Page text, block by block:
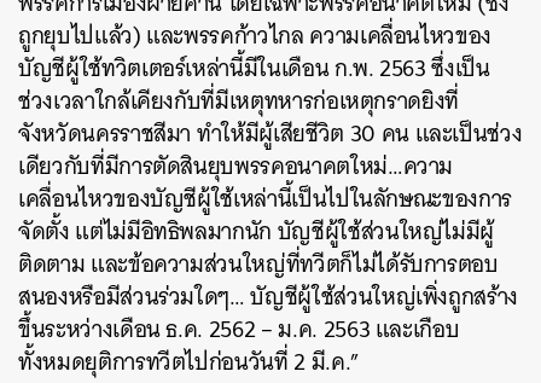
ถูกยุบไปแล้ว)และพรรคก้าวไกลความเคลื่อนไหวของ
บัญชีผู้ใช้ทวิตเตอร์เหล่านี้มีในเดือนก.พ. 2563ซึ่งเป็น
ช่วงเวลาใกล้เคียงกับที่มีเหตุทหารก่อเหตุกราดยิงที่
จังหวัดนครราชสีมาทำให้มีผู้เสียชีวิต 30 คนและเป็นช่วง
เดียวกับที่มีการตัดสินยุบพรรคอนาคตใหม่…ความ
เคลื่อนไหวของบัญชีผู้ใช้เหล่านี้เป็นไปในลักษณะของการ
จัดตั้งแต่ไม่มีอิทธิพลมากนักบัญชีผู้ใช้ส่วนใหญ่ไม่มีผู้
ติดตามและข้อความส่วนใหญ่ที่ทวีตก็ไม่ได้รับการตอบ
สนองหรือมีส่วนร่วมใดๆ…บัญชีผู้ใช้ส่วนใหญ่เพิ่งถูกสร้าง
ขึ้นระหว่างเดือนธ.ค. 2562 –ม.ค. 2563และเกือบ
ทั้งหมดยุติการทวีตไปก่อนวันที่2มี.ค.”